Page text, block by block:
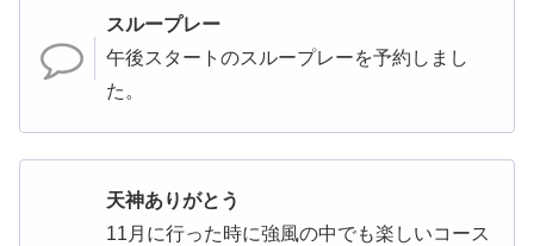
スループレー
午後スタートのスループレーを予約しまし
た。
天神ありがとう
11月に行った時に強風の中でも楽しいコース